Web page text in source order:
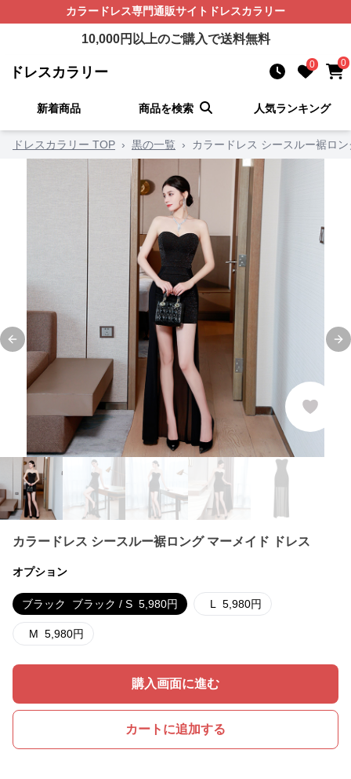
カラードレス専門通販サイト ドレスカラリー
10,000円以上のご購入で送料無料
ドレスカラリー 0 0
新着商品 商品を検索 人気ランキング
ドレスカラリー TOP › 黒の一覧 › カラードレス シースルー裾ロ
Previous slide
カラードレス シースルー裾ロング マーメイド ドレス
オプション
ブラック ブラック / S 5,980円 L 5,980円
M 5,980円
購入画面に進む
カートに追加する